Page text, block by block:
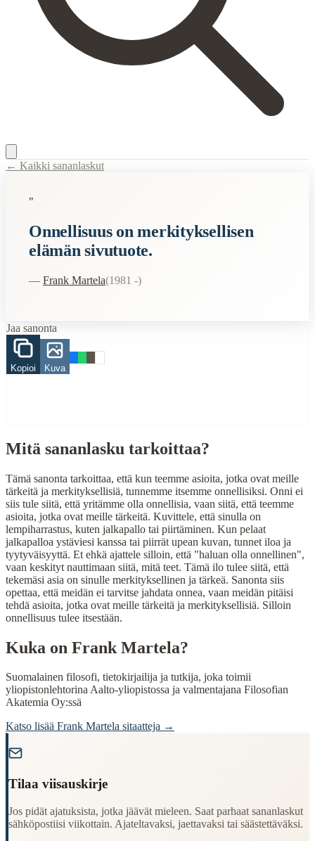
Description:Tämä sanonta tarkoittaa, että kun teemme asioita,
Semantic Themes
Onnellisuus
onni
elämä
merkityksellisyys
Learning Finnish language through proverbs
Finding quotes for speeches or writing
Cultural Context
Language:Finnish (suomi)
Origin:Finland
Period:Traditional folk wisdom
← Kaikki sananlaskut
"
Onnellisuus on merkityksellisen
elämän sivutuote.
— Frank Martela(1981 -)
Jaa sanonta
Kopioi Kuva
Mitä sananlasku tarkoittaa?
Tämä sanonta tarkoittaa, että kun teemme asioita, jotka ovat meille
tärkeitä ja merkityksellisiä, tunnemme itsemme onnellisiksi. Onni ei
siis tule siitä, että yritämme olla onnellisia, vaan siitä, että teemme
asioita, jotka ovat meille tärkeitä. Kuvittele, että sinulla on
lempiharrastus, kuten jalkapallo tai piirtäminen. Kun pelaat
jalkapalloa ystäviesi kanssa tai piirrät upean kuvan, tunnet iloa ja
tyytyväisyyttä. Et ehkä ajattele silloin, että "haluan olla onnellinen",
vaan keskityt nauttimaan siitä, mitä teet. Tämä ilo tulee siitä, että
tekemäsi asia on sinulle merkityksellinen ja tärkeä. Sanonta siis
opettaa, että meidän ei tarvitse jahdata onnea, vaan meidän pitäisi
tehdä asioita, jotka ovat meille tärkeitä ja merkityksellisiä. Silloin
onnellisuus tulee itsestään.
Kuka on Frank Martela?
Suomalainen filosofi, tietokirjailija ja tutkija, joka toimii
yliopistonlehtorina Aalto-yliopistossa ja valmentajana Filosofian
Akatemia Oy:ssä
Katso lisää Frank Martela sitaatteja →
Tilaa viisauskirje
Jos pidät ajatuksista, jotka jäävät mieleen. Saat parhaat sananlaskut
sähköpostiisi viikottain. Ajateltavaksi, jaettavaksi tai säästettäväksi.